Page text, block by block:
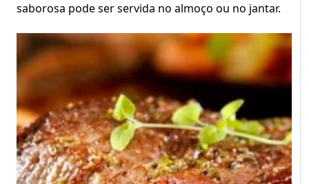
saborosa pode ser servida no almoço ou no jantar.